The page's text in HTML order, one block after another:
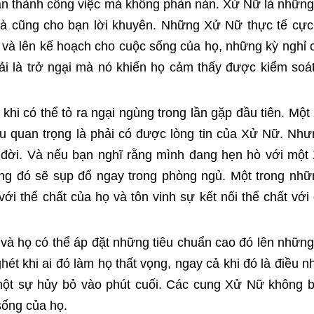
thành công việc mà không phàn nàn. Xử Nữ là
cũng cho bạn lời khuyên. Những Xử Nữ thực tế
lên kế hoạch cho cuộc sống của họ, những kỳ nghỉ
là trở ngại mà nó khiến họ cảm thấy được kiểm
có thể tỏ ra ngại ngùng trong lần gặp đầu tiên.
quan trọng là phải có được lòng tin của Xử Nữ.
Và nếu bạn nghĩ rằng mình đang hẹn hò với một
đó sẽ sụp đổ ngay trong phòng ngủ. Một trong
thể chất của họ và tôn vinh sự kết nối thể chất với
họ có thể áp đặt những tiêu chuẩn cao đó lên
khi ai đó làm họ thất vọng, ngay cả khi đó là điều
sự hủy bỏ vào phút cuối. Các cung Xử Nữ không
của họ.